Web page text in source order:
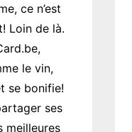
ce n’est
Loin de là.
le vin,
se bonifie!
ses
meilleures